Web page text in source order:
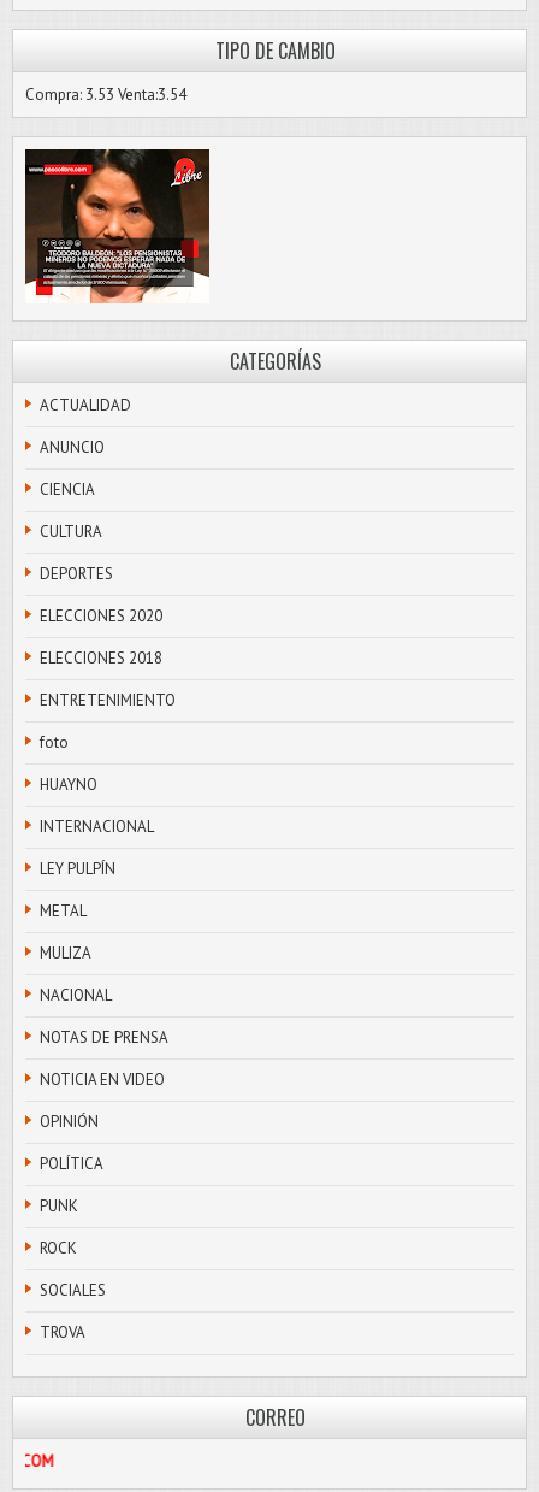
TIPO DE CAMBIO
Compra: 3.53 Venta:3.54
CATEGORÍAS
ACTUALIDAD
ANUNCIO
CIENCIA
CULTURA
DEPORTES
ELECCIONES 2020
ELECCIONES 2018
ENTRETENIMIENTO
foto
HUAYNO
INTERNACIONAL
LEY PULPÍN
METAL
MULIZA
NACIONAL
NOTAS DE PRENSA
NOTICIA EN VIDEO
OPINIÓN
POLÍTICA
PUNK
ROCK
SOCIALES
TROVA
CORREO